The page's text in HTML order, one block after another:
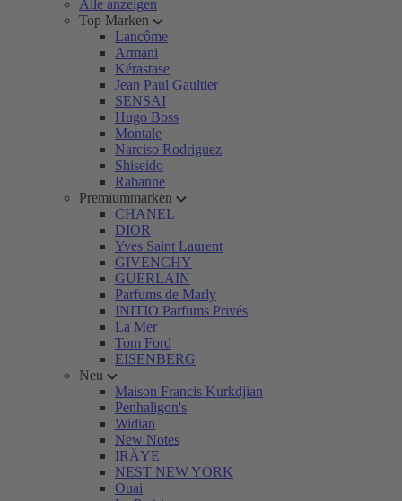
Alle anzeigen
Top Marken
Lancôme
Armani
Kérastase
Jean Paul Gaultier
SENSAI
Hugo Boss
Montale
Narciso Rodriguez
Shiseido
Rabanne
Premiummarken
CHANEL
DIOR
Yves Saint Laurent
GIVENCHY
GUERLAIN
Parfums de Marly
INITIO Parfums Privés
La Mer
Tom Ford
EISENBERG
Neu
Maison Francis Kurkdjian
Penhaligon's
Widian
New Notes
IRÄYE
NEST NEW YORK
Ouai